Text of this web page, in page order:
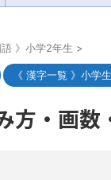
語 》小学2年生 >
《 漢字一覧 》小学生
方・画